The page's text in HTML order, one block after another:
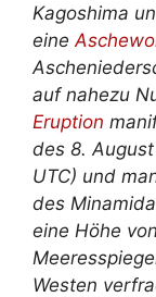
Kagoshima
eine
auf nahezu
Eruption
des 8.
UTC) und
des
eine Höhe
Westen